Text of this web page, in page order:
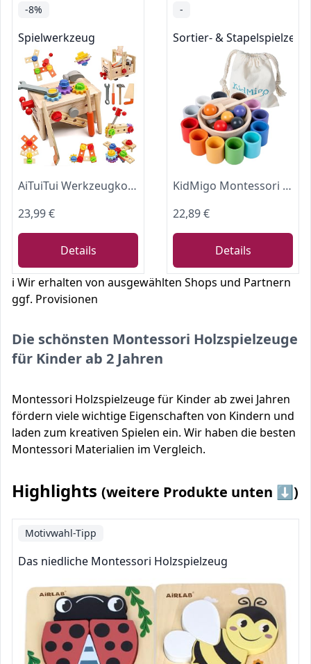
-8%
Spielwerkzeug
AiTuiTui Werkzeugkoffer Kinder Spielzeug ab 2 3 4 5 Jahre, Montessori Holzspielzeug Kinderwerkzeug Werkzeugbank Lernspiele Werkzeugset Schraubspielzeug Hämmerchenspiel Spiele Geschenke Junge MäDchen
23,99 €
Details
-
Sortier- & Stapelspielzeug
KidMigo Montessori Spielzeug ab 1 2 3 Jahre – Motorikspielzeug Holz mit 12 Bällen & Bechern, Sortierspiel Kinder, Lernspielzeug, Holzspielzeug, Geschenk Mädchen Jungen 2 Jahre
22,89 €
Details
ℹ️ Wir erhalten von ausgewählten Shops und Partnern
ggf. Provisionen
Die schönsten Montessori Holzspielzeuge
für Kinder ab 2 Jahren
Montessori Holzspielzeuge für Kinder ab zwei Jahren
fördern viele wichtige Eigenschaften von Kindern und
laden zum kreativen Spielen ein. Wir haben die besten
Montessori Materialien im Vergleich.
Highlights (weitere Produkte unten ⬇️)
Motivwahl-Tipp
Das niedliche Montessori Holzspielzeug